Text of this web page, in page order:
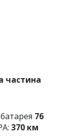
частина
батарея 76
370 км